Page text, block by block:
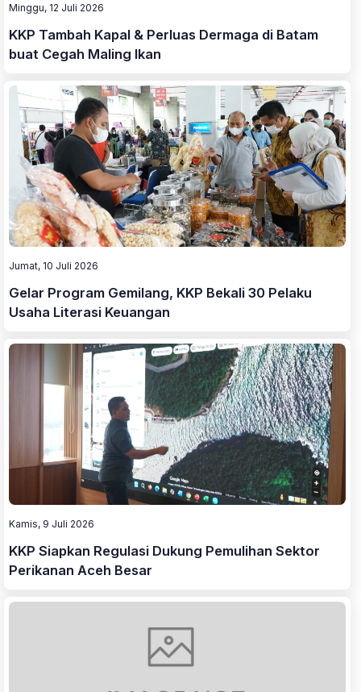
Minggu, 12 Juli 2026
KKP Tambah Kapal & Perluas Dermaga di Batam
buat Cegah Maling Ikan
Jumat, 10 Juli 2026
Gelar Program Gemilang, KKP Bekali 30 Pelaku
Usaha Literasi Keuangan
Kamis, 9 Juli 2026
KKP Siapkan Regulasi Dukung Pemulihan Sektor
Perikanan Aceh Besar